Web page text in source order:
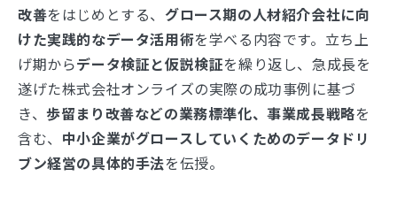
改善をはじめとする、 グロース期の人材紹介会社に向
けた実践的なデータ活用術を学べる内容です。立ち上
げ期からデータ検証と仮説検証を繰り返し、急成長を
遂げた株式会社オンライズの実際の成功事例に基づ
き、歩留まり改善などの業務標準化、事業成長戦略を
含む、 中小企業がグロースしていくためのデータドリ
ブン経営の具体的手法を伝授。